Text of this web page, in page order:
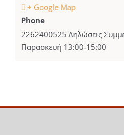
+ Google Map
Phone
2262400525 Δηλώσεις
Παρασκευή 13:00-15:00